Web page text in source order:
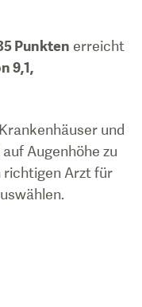
Punkten erreicht
9,1,
und
Augenhöhe zu
richtigen Arzt für